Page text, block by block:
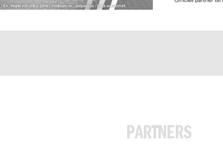
PARTNERS